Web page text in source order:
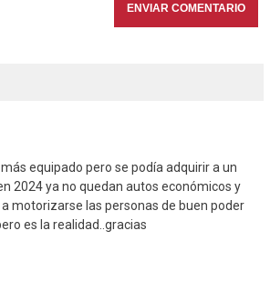
equipado pero se podía adquirir a un
2024 ya no quedan autos económicos y
motorizarse las personas de buen poder
es la realidad..gracias